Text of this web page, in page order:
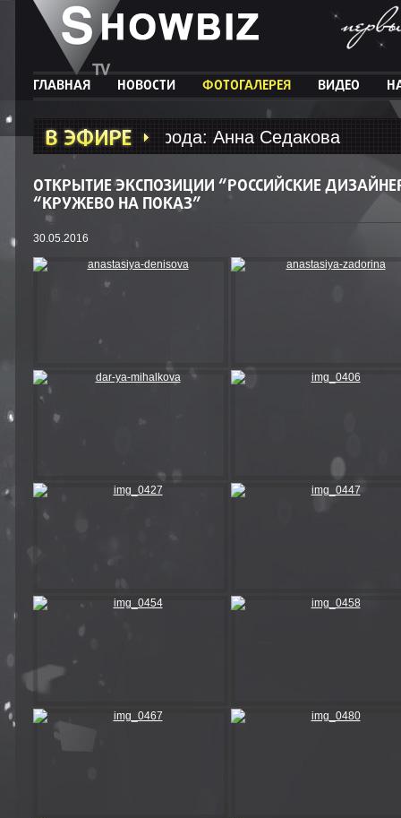
ГЛАВНАЯ НОВОСТИ ФОТОГАЛЕРЕЯ ВИДЕО
большого города: Анна Седакова
ОТКРЫТИЕ ЭКСПОЗИЦИИ “РОССИЙСКИЕ
“КРУЖЕВО НА ПОКАЗ”
30.05.2016